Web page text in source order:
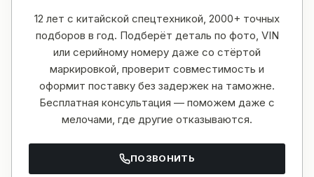
12 лет с китайской спецтехникой, 2000+ точных
подборов в год. Подберёт деталь по фото, VIN
или серийному номеру даже со стёртой
маркировкой, проверит совместимость и
оформит поставку без задержек на таможне.
Бесплатная консультация — поможем даже с
мелочами, где другие отказываются.
ПОЗВОНИТЬ